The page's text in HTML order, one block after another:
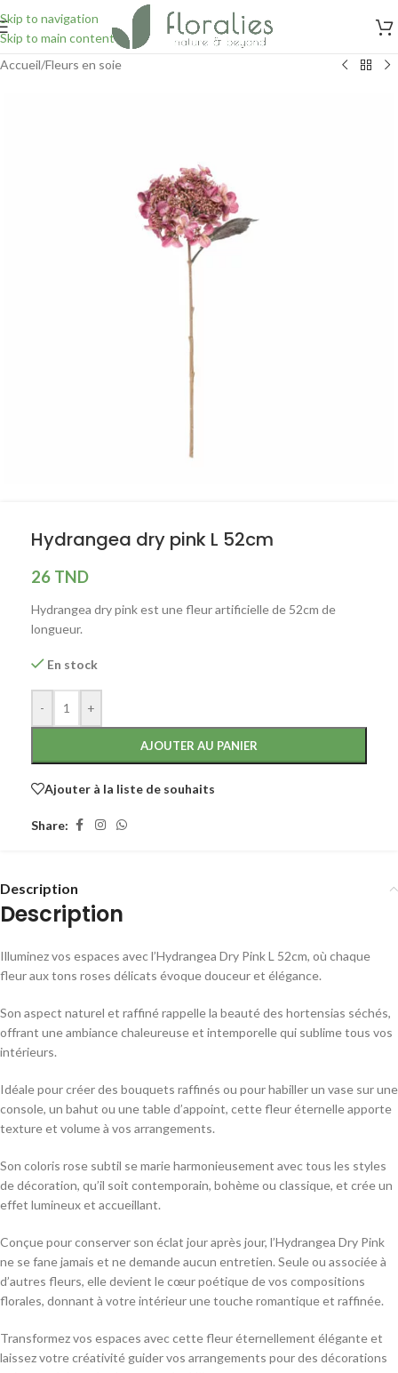
Skip to navigation
Skip to main content
Accueil/Fleurs en soie
Hydrangea dry pink L 52cm
26 TND
Hydrangea dry pink est une fleur artificielle de 52cm de
longueur.
En stock
- +
AJOUTER AU PANIER
Ajouter à la liste de souhaits
Share:
Description
Description
Illuminez vos espaces avec l’Hydrangea Dry Pink L 52cm, où chaque
fleur aux tons roses délicats évoque douceur et élégance.
Son aspect naturel et raffiné rappelle la beauté des hortensias séchés,
offrant une ambiance chaleureuse et intemporelle qui sublime tous vos
intérieurs.
Idéale pour créer des bouquets raffinés ou pour habiller un vase sur une
console, un bahut ou une table d’appoint, cette fleur éternelle apporte
texture et volume à vos arrangements.
Son coloris rose subtil se marie harmonieusement avec tous les styles
de décoration, qu’il soit contemporain, bohème ou classique, et crée un
effet lumineux et accueillant.
Conçue pour conserver son éclat jour après jour, l’Hydrangea Dry Pink
ne se fane jamais et ne demande aucun entretien. Seule ou associée à
d’autres fleurs, elle devient le cœur poétique de vos compositions
florales, donnant à votre intérieur une touche romantique et raffinée.
Transformez vos espaces avec cette fleur éternellement élégante et
laissez votre créativité guider vos arrangements pour des décorations